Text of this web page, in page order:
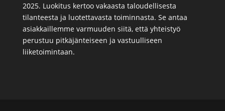
2025. Luokitus kertoo vakaasta taloudellisesta
tilanteesta ja luotettavasta toiminnasta. Se antaa
asiakkaillemme varmuuden siitä, että yhteistyö
perustuu pitkäjänteiseen ja vastuulliseen
liiketoimintaan.